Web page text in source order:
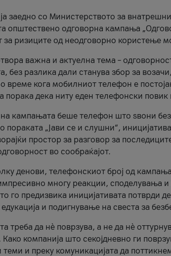
заедно со Министерството за
општествено одговорна кампања
за ризиците од неодговорно користење
важна и актуелна тема –
без разлика дали станува збор за
време кога мобилниот телефон е
порака дека ниту еден телефонски
кампањата беше телефон што ѕвони
пораката „Јави се и слушни“,
простор за разговор за
во сообраќајот.
денови, телефонскиот број од
многу реакции, споделувања
го предизвика иницијативата потврди
и подигнување на свеста за
треба да нè поврзува, а не да нè
Како компанија што секојдневно ги
теми и преку комуникацијата да